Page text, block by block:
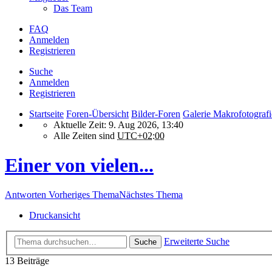
Das Team
FAQ
Anmelden
Registrieren
Suche
Anmelden
Registrieren
Startseite Foren-Übersicht Bilder-Foren Galerie
Aktuelle Zeit: 9. Aug 2026, 13:40
Alle Zeiten sind UTC+02:00
Einer von vielen...
Antworten Vorheriges ThemaNächstes Thema
Druckansicht
Suche
Erweiterte Suche
13 Beiträge